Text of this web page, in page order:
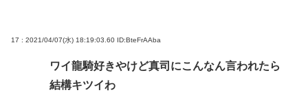
17 : 2021/04/07(水) 18:19:03.60 ID:BteFrAAba
ワイ龍騎好きやけど真司にこんなん言われたら
結構キツイわ